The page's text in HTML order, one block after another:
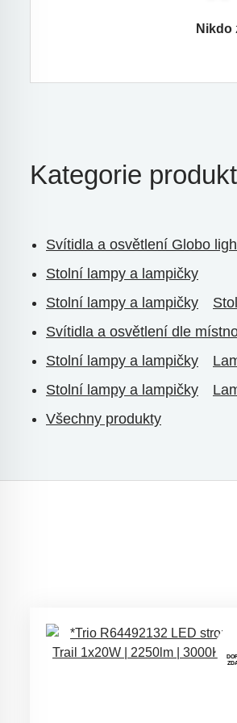
Nikdo
Kategorie
Svítidla a osvětlení Globo
Stolní lampy a lampičky
Stolní lampy a lampičky
Svítidla a osvětlení dle
Stolní lampy a lampičky
Stolní lampy a lampičky
Všechny produkty